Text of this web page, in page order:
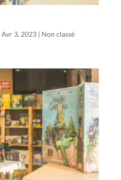
Avr 3, 2023| Non classé